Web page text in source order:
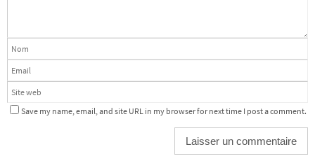
Save my name, email, and site URL in my browser for next time I post a comment.